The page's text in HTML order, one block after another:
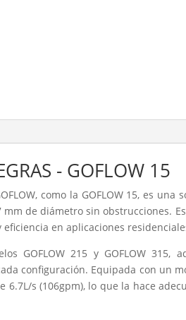
- GOFLOW 15
como la GOFLOW 15, es
de diámetro sin obstrucciones.
en aplicaciones
GOFLOW 215 y GOFLOW
configuración. Equipada con un
6.7L/s (106gpm), lo que la hace